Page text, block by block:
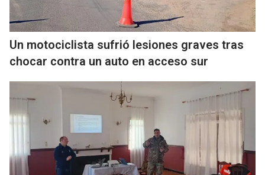
Un motociclista sufrió lesiones graves tras
chocar contra un auto en acceso sur